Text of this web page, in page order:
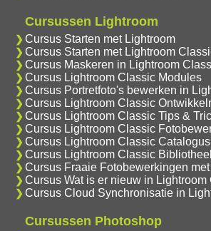
Cursussen Lightroom
Cursus Starten met Lightroom
Cursus Starten met Lightroom
Cursus Maskeren in Lightroom
Cursus Lightroom Classic Modules
Cursus Portretfoto's bewerken in
Cursus Lightroom Classic
Cursus Lightroom Classic Tips &
Cursus Lightroom Classic
Cursus Lightroom Classic
Cursus Lightroom Classic
Cursus Fraaie Fotobewerkingen
Cursus Wat is er nieuw in Lightroom
Cursus Cloud Synchronisatie in
Cursussen Photoshop